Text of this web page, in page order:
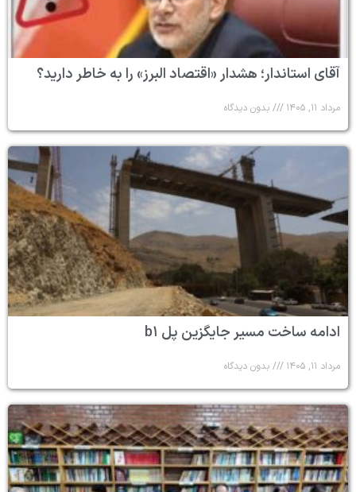
آقای استاندار؛ هشدار «اقتصاد البرز» را به خاطر دارید؟
مرداد ۱۱, ۱۴۰۵ بدون دیدگاه
ادامه ساخت مسیر جایگزین پل b۱
مرداد ۱۱, ۱۴۰۵ بدون دیدگاه